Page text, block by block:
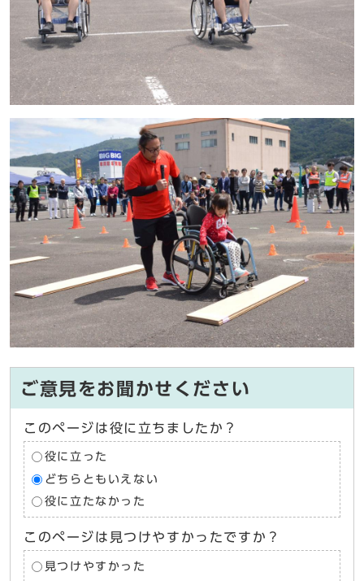
ご意見をお聞かせください
このページは役に立ちましたか？
役に立った
どちらともいえない
役に立たなかった
このページは見つけやすかったですか？
見つけやすかった